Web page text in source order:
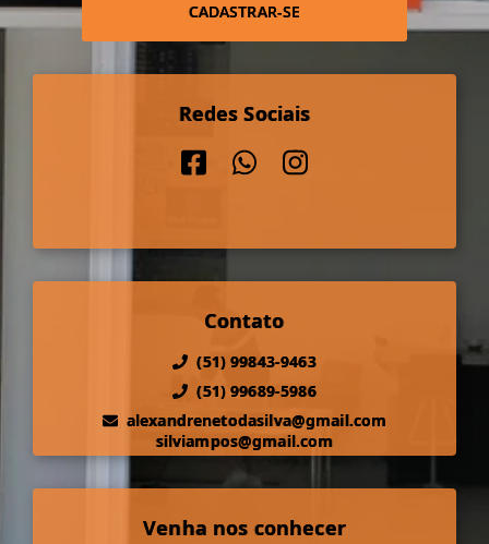
CADASTRAR-SE
Redes Sociais
Contato
(51) 99843-9463
(51) 99689-5986
alexandrenetodasilva@gmail.com
silviampos@gmail.com
Venha nos conhecer